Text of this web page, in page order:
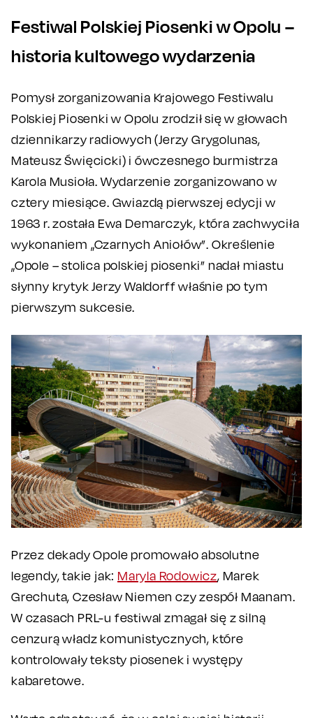
Festiwal Polskiej Piosenki w Opolu –
historia kultowego wydarzenia
Pomysł zorganizowania Krajowego Festiwalu
Polskiej Piosenki w Opolu zrodził się w głowach
dziennikarzy radiowych (Jerzy Grygolunas,
Mateusz Święcicki) i ówczesnego burmistrza
Karola Musioła. Wydarzenie zorganizowano w
cztery miesiące. Gwiazdą pierwszej edycji w
1963 r. została Ewa Demarczyk, która zachwyciła
wykonaniem „Czarnych Aniołów”. Określenie
„Opole – stolica polskiej piosenki” nadał miastu
słynny krytyk Jerzy Waldorff właśnie po tym
pierwszym sukcesie.
Przez dekady Opole promowało absolutne
legendy, takie jak: Maryla Rodowicz, Marek
Grechuta, Czesław Niemen czy zespół Maanam.
W czasach PRL-u festiwal zmagał się z silną
cenzurą władz komunistycznych, które
kontrolowały teksty piosenek i występy
kabaretowe.